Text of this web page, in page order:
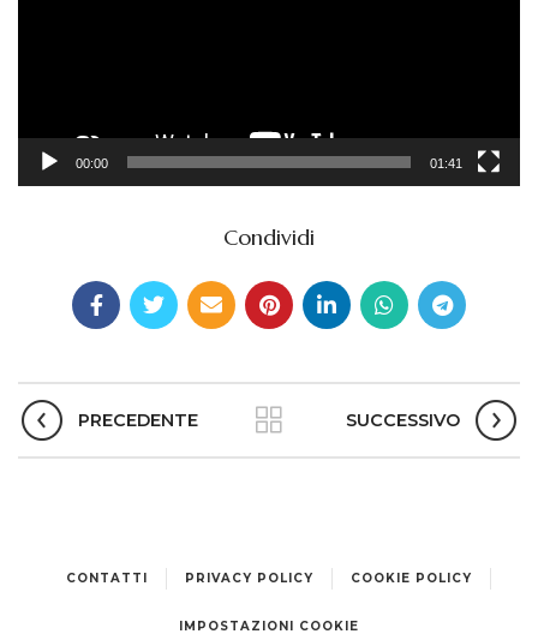
00:00 01:41
Condividi
PRECEDENTE SUCCESSIVO
CONTATTI PRIVACY POLICY COOKIE POLICY
IMPOSTAZIONI COOKIE